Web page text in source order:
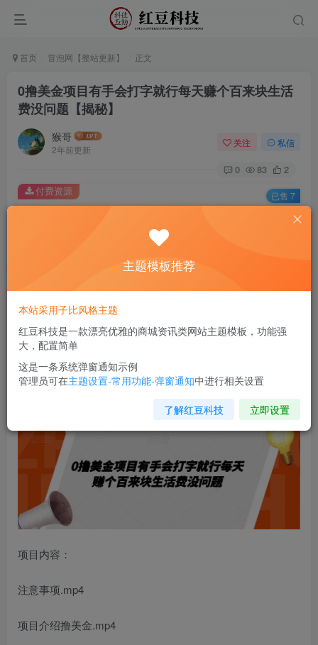
首页 冒泡网【整站更新】 正文
0撸美金项目有手会打字就行每天赚个百来块生活
费没问题【揭秘】
猴哥
2年前更新
关注 私信
0 83 2
此内容为付费资源，请付费后查看
￥9.9
您当前未登录！建议登陆后购买，可保存购买订单
付费资源 已售 7
0撸美金项目有手会打字就行每天赚个百来块生活费没问题
项目内容：
注意事项.mp4
项目介绍撸美金.mp4
主题模板推荐
本站采用子比风格主题
红豆科技是一款漂亮优雅的商城资讯类网站主题模板，功能强
大，配置简单
这是一条系统弹窗通知示例
管理员可在主题设置-常用功能-弹窗通知中进行相关设置
了解红豆科技 立即设置